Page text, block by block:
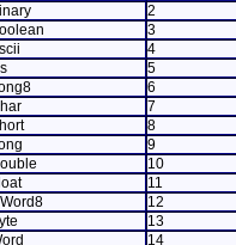
2
3
4
5
6
7
8
9
10
11
12
13
14